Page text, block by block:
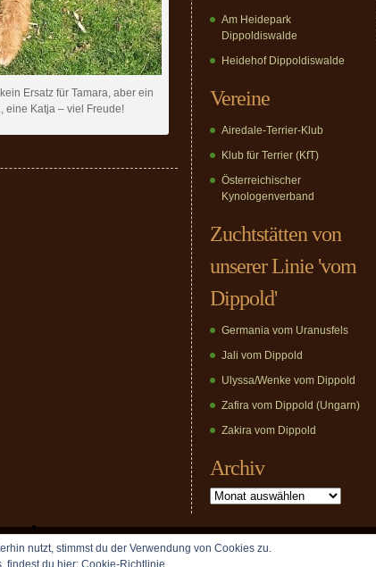
Ersatz für Tamara, aber ein
eine Katja – viel Freude!
Am Heidepark
Dippoldiswalde
Heidehof Dippoldiswalde
Vereine
Airedale-Terrier-Klub
Klub für Terrier (KfT)
Österreichischer
Kynologenverband
Zuchtstätten von
unserer Linie 'vom
Dippold'
Germania vom Uranusfels
Jali vom Dippold
Ulyssa/Wenke vom Dippold
Zafira vom Dippold (Ungarn)
Zakira vom Dippold
Archiv
Archiv
All rights reserved.
nutzt, stimmst du der Verwendung von Cookies zu.
findest du hier:Cookie-Richtlinie